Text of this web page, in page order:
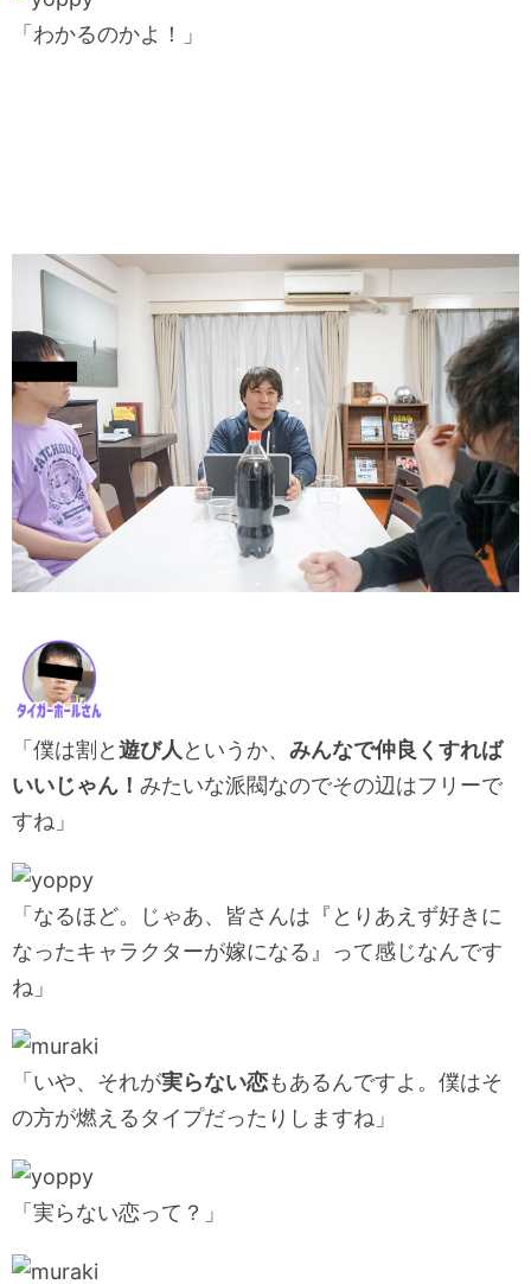
「わかるのかよ！」
「僕は割と遊び人 というか、 みんなで仲良くすれば
いいじゃん！ みたいな派閥なのでその辺はフリーで
すね」
「なるほど。じゃあ、皆さんは『とりあえず好きに
なったキャラクターが嫁になる』って感じなんです
ね」
「いや、それが実らない恋もあるんですよ。僕はそ
の方が燃えるタイプだったりしますね」
「実らない恋って？」